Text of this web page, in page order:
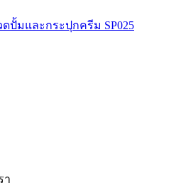
ดปั้มและกระปุกครีม SP025
า